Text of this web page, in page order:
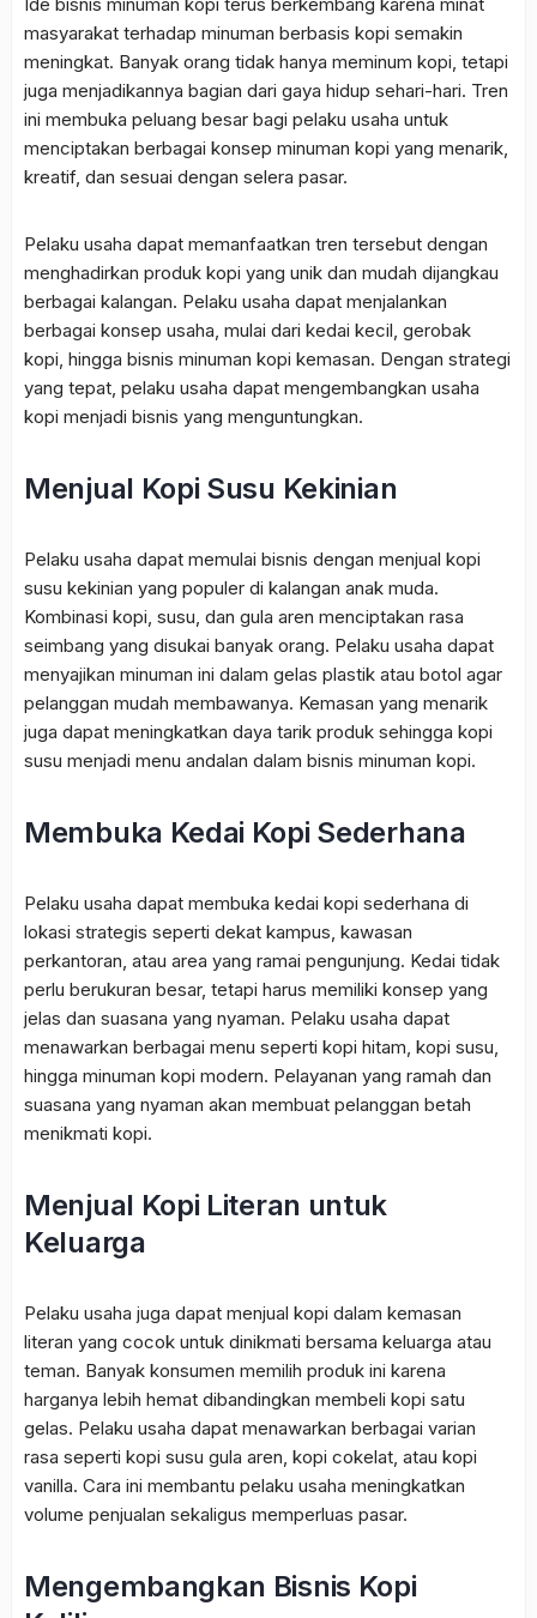
masyarakat terhadap minuman berbasis kopi semakin
meningkat. Banyak orang tidak hanya meminum kopi, tetapi
juga menjadikannya bagian dari gaya hidup sehari-hari. Tren
ini membuka peluang besar bagi pelaku usaha untuk
menciptakan berbagai konsep minuman kopi yang menarik,
kreatif, dan sesuai dengan selera pasar.
Pelaku usaha dapat memanfaatkan tren tersebut dengan
menghadirkan produk kopi yang unik dan mudah dijangkau
berbagai kalangan. Pelaku usaha dapat menjalankan
berbagai konsep usaha, mulai dari kedai kecil, gerobak
kopi, hingga bisnis minuman kopi kemasan. Dengan strategi
yang tepat, pelaku usaha dapat mengembangkan usaha
kopi menjadi bisnis yang menguntungkan.
Menjual Kopi Susu Kekinian
Pelaku usaha dapat memulai bisnis dengan menjual kopi
susu kekinian yang populer di kalangan anak muda.
Kombinasi kopi, susu, dan gula aren menciptakan rasa
seimbang yang disukai banyak orang. Pelaku usaha dapat
menyajikan minuman ini dalam gelas plastik atau botol agar
pelanggan mudah membawanya. Kemasan yang menarik
juga dapat meningkatkan daya tarik produk sehingga kopi
susu menjadi menu andalan dalam bisnis minuman kopi.
Membuka Kedai Kopi Sederhana
Pelaku usaha dapat membuka kedai kopi sederhana di
lokasi strategis seperti dekat kampus, kawasan
perkantoran, atau area yang ramai pengunjung. Kedai tidak
perlu berukuran besar, tetapi harus memiliki konsep yang
jelas dan suasana yang nyaman. Pelaku usaha dapat
menawarkan berbagai menu seperti kopi hitam, kopi susu,
hingga minuman kopi modern. Pelayanan yang ramah dan
suasana yang nyaman akan membuat pelanggan betah
menikmati kopi.
Menjual Kopi Literan untuk
Keluarga
Pelaku usaha juga dapat menjual kopi dalam kemasan
literan yang cocok untuk dinikmati bersama keluarga atau
teman. Banyak konsumen memilih produk ini karena
harganya lebih hemat dibandingkan membeli kopi satu
gelas. Pelaku usaha dapat menawarkan berbagai varian
rasa seperti kopi susu gula aren, kopi cokelat, atau kopi
vanilla. Cara ini membantu pelaku usaha meningkatkan
volume penjualan sekaligus memperluas pasar.
Mengembangkan Bisnis Kopi